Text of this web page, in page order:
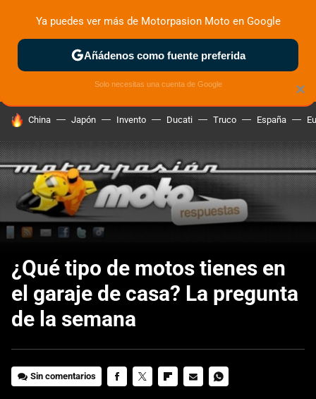
ZONA DE PRUEBAS DEPORTIVAS MOTOS ELÉCTRICAS
HOY SE HABLA DE
China Japón Invento Ducati Truco España
¿Qué tipo de motos tienes en
el garaje de casa? La pregunta
de la semana
Sin comentarios
×
Ya puedes ver más de Motorpasion Moto en Google
Añádenos como fuente preferida
Solo necesitas una cuenta de Google